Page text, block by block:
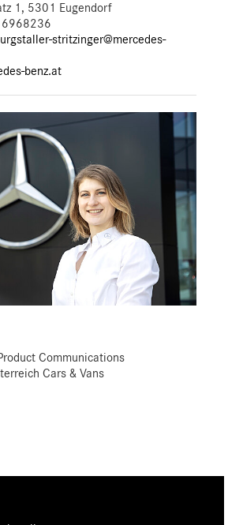
1, 5301 Eugendorf
stritzinger@mercedes-
benz.at
Communications
Cars & Vans